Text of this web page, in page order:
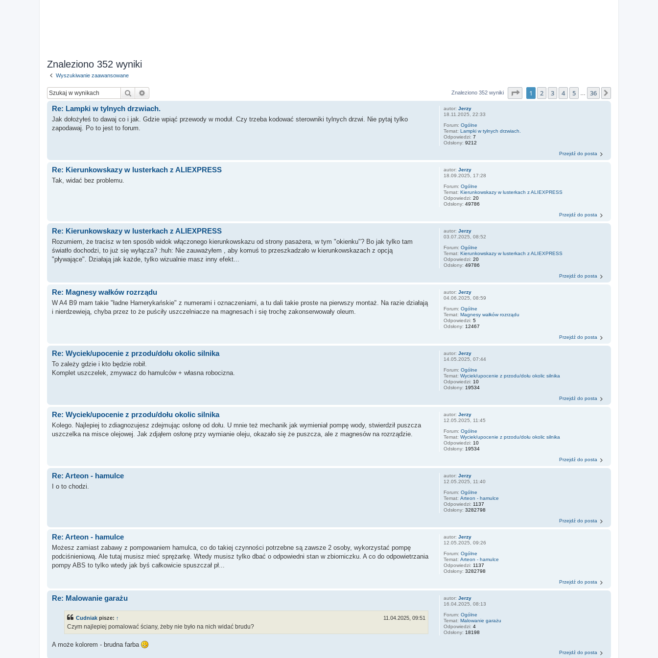
Znaleziono 352 wyniki
Wyszukiwanie zaawansowane
Szukaj Znaleziono 352 wyniki Strona1 36
1 2 3 4 5 36
autor:Jerzy
18.11.2025, 22:33
Forum:Ogólne
Temat:Lampki w tylnych drzwiach.
Odpowiedzi:7
Odsłony:9212
Re: Lampki w tylnych drzwiach.
Jak dołożyłeś to dawaj co i jak. Gdzie wpiąć przewody w moduł. Czy trzeba kodować sterowniki tylnych drzwi. Nie pytaj tylko
zapodawaj. Po to jest to forum.
Przejdź do posta
autor:Jerzy
18.09.2025, 17:28
Forum:Ogólne
Temat:Kierunkowskazy w lusterkach z ALIEXPRESS
Odpowiedzi:20
Odsłony:49786
Re: Kierunkowskazy w lusterkach z ALIEXPRESS
Tak, widać bez problemu.
Przejdź do posta
autor:Jerzy
03.07.2025, 08:52
Forum:Ogólne
Temat:Kierunkowskazy w lusterkach z ALIEXPRESS
Odpowiedzi:20
Odsłony:49786
Re: Kierunkowskazy w lusterkach z ALIEXPRESS
Rozumiem, że tracisz w ten sposób widok włączonego kierunkowskazu od strony pasażera, w tym "okienku"? Bo jak tylko tam
światło dochodzi, to już się wyłącza? :huh: Nie zauważyłem , aby komuś to przeszkadzało w kierunkowskazach z opcją
"pływające". Działają jak każde, tylko wizualnie masz inny efekt...
Przejdź do posta
autor:Jerzy
04.06.2025, 08:59
Forum:Ogólne
Temat:Magnesy wałków rozrządu
Odpowiedzi:5
Odsłony: 12467
Re: Magnesy wałków rozrządu
W A4 B9 mam takie "ładne Hamerykańskie" z numerami i oznaczeniami, a tu dali takie proste na pierwszy montaż. Na razie działają
i nierdzewieją, chyba przez to że puściły uszczelniacze na magnesach i się trochę zakonserwowały oleum.
Przejdź do posta
autor:Jerzy
14.05.2025, 07:44
Forum:Ogólne
Temat:Wyciek/upocenie z przodu/dołu okolic silnika
Odpowiedzi: 10
Odsłony: 19534
Re: Wyciek/upocenie z przodu/dołu okolic silnika
To zależy gdzie i kto będzie robił.
Komplet uszczelek, zmywacz do hamulców + własna robocizna.
Przejdź do posta
autor:Jerzy
12.05.2025, 11:45
Forum:Ogólne
Temat:Wyciek/upocenie z przodu/dołu okolic silnika
Odpowiedzi: 10
Odsłony: 19534
Re: Wyciek/upocenie z przodu/dołu okolic silnika
Kolego. Najlepiej to zdiagnozujesz zdejmując osłonę od dołu. U mnie też mechanik jak wymieniał pompę wody, stwierdził puszcza
uszczelka na misce olejowej. Jak zdjąłem osłonę przy wymianie oleju, okazało się że puszcza, ale z magnesów na rozrządzie.
Przejdź do posta
autor:Jerzy
12.05.2025, 11:40
Forum:Ogólne
Temat:Arteon - hamulce
Odpowiedzi: 1137
Odsłony:3282798
Re: Arteon - hamulce
I o to chodzi.
Przejdź do posta
autor:Jerzy
12.05.2025, 09:26
Forum:Ogólne
Temat:Arteon - hamulce
Odpowiedzi: 1137
Odsłony:3282798
Re: Arteon - hamulce
Możesz zamiast zabawy z pompowaniem hamulca, co do takiej czynności potrzebne są zawsze 2 osoby, wykorzystać pompę
podciśnieniową. Ale tutaj musisz mieć sprężarkę. Wtedy musisz tylko dbać o odpowiedni stan w zbiorniczku. A co do odpowietrzania
pompy ABS to tylko wtedy jak byś całkowicie spuszczał pł...
Przejdź do posta
autor:Jerzy
16.04.2025, 08:13
Forum:Ogólne
Temat:Malowanie garażu
Odpowiedzi:4
Odsłony: 18198
Re: Malowanie garażu
Cudniak pisze: ↑ 11.04.2025, 09:51
Czym najlepiej pomalować ściany, żeby nie było na nich widać brudu?
A może kolorem - brudna farba
Przejdź do posta